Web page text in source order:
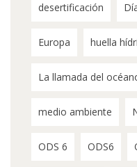
desertificación
Europa huella
La llamada del
medio ambiente
ODS 6 ODS6